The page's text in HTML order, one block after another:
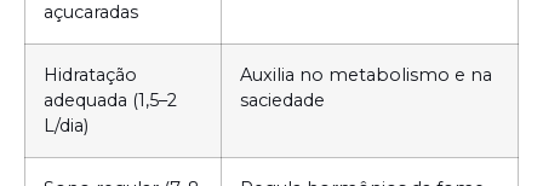
açucaradas
Hidratação
adequada (1,5–2
L/dia)
Auxilia no metabolismo e na
saciedade